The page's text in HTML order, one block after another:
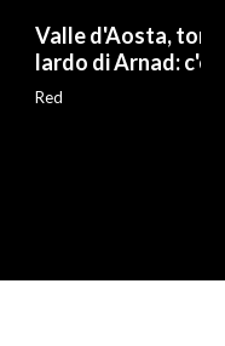
Valle d'Aosta,
lardo di Arnad: c'è
Red